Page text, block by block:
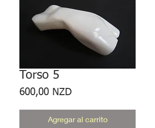
Torso 5
600,00 NZDPrecio
Agregar al carrito